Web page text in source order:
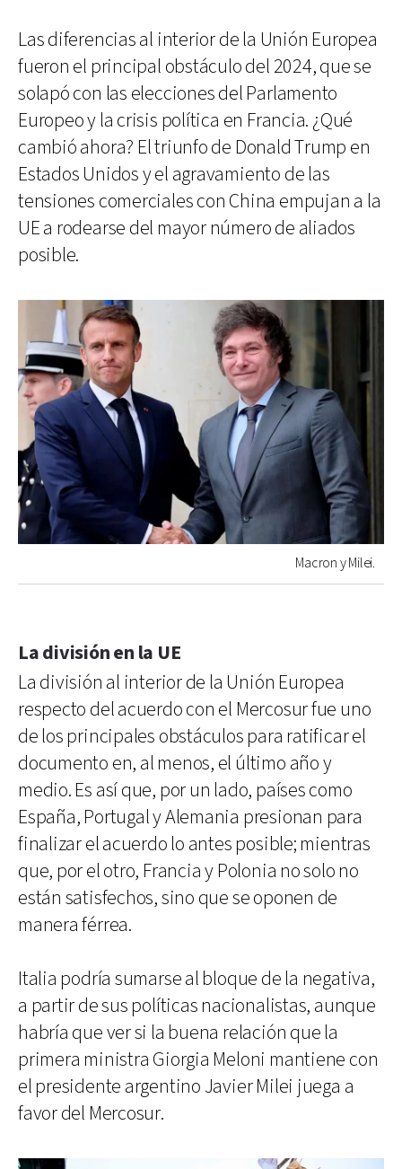
Las diferencias al interior de la Unión Europea
fueron el principal obstáculo del 2024, que se
solapó con las elecciones del Parlamento
Europeo y la crisis política en Francia. ¿Qué
cambió ahora? El triunfo de Donald Trump en
Estados Unidos y el agravamiento de las
tensiones comerciales con China empujan a la
UE a rodearse del mayor número de aliados
posible.
Macron y Milei.
La división en la UE
La división al interior de la Unión Europea
respecto del acuerdo con el Mercosur fue uno
de los principales obstáculos para ratificar el
documento en, al menos, el último año y
medio. Es así que, por un lado, países como
España, Portugal y Alemania presionan para
finalizar el acuerdo lo antes posible; mientras
que, por el otro, Francia y Polonia no solo no
están satisfechos, sino que se oponen de
manera férrea.
Italia podría sumarse al bloque de la negativa,
a partir de sus políticas nacionalistas, aunque
habría que ver si la buena relación que la
primera ministra Giorgia Meloni mantiene con
el presidente argentino Javier Milei juega a
favor del Mercosur.